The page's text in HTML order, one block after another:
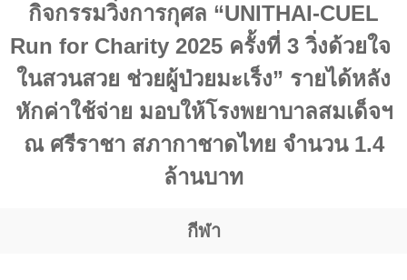
กิจกรรมวิ่งการกุศล “UNITHAI-CUEL
Run for Charity 2025 ครั้งที่ 3 วิ่งด้วยใจ ​
ในสวนสวย ช่วยผู้ป่วยมะเร็ง” รายได้หลัง
หักค่าใช้จ่าย มอบให้โรงพยาบาลสมเด็จฯ
ณ ศรีราชา สภากาชาดไทย จำนวน 1.4
ล้านบาท
กีฬา